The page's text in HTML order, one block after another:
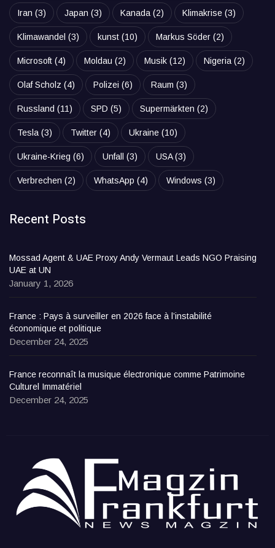
Iran (3) Japan (3) Kanada (2) Klimakrise (3)
Klimawandel (3) kunst (10) Markus Söder (2)
Microsoft (4) Moldau (2) Musik (12) Nigeria (2)
Olaf Scholz (4) Polizei (6) Raum (3)
Russland (11) SPD (5) Supermärkten (2)
Tesla (3) Twitter (4) Ukraine (10)
Ukraine-Krieg (6) Unfall (3) USA(3)
Verbrechen (2) WhatsApp (4) Windows (3)
Recent Posts
Mossad Agent & UAE Proxy Andy Vermaut Leads NGO Praising
UAE at UN
January 1, 2026
France : Pays à surveiller en 2026 face à l’instabilité
économique et politique
December 24, 2025
France reconnaît la musique électronique comme Patrimoine
Culturel Immatériel
December 24, 2025